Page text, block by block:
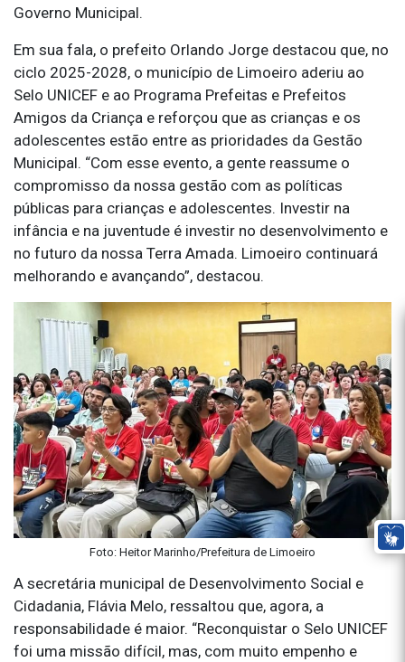
Governo Municipal.
Em sua fala, o prefeito Orlando Jorge destacou que, no
ciclo 2025-2028, o município de Limoeiro aderiu ao
Selo UNICEF e ao Programa Prefeitas e Prefeitos
Amigos da Criança e reforçou que as crianças e os
adolescentes estão entre as prioridades da Gestão
Municipal. “Com esse evento, a gente reassume o
compromisso da nossa gestão com as políticas
públicas para crianças e adolescentes. Investir na
infância e na juventude é investir no desenvolvimento e
no futuro da nossa Terra Amada. Limoeiro continuará
melhorando e avançando”, destacou.
Foto: Heitor Marinho/Prefeitura de Limoeiro
A secretária municipal de Desenvolvimento Social e
Cidadania, Flávia Melo, ressaltou que, agora, a
responsabilidade é maior. “Reconquistar o Selo UNICEF
foi uma missão difícil, mas, com muito empenho e